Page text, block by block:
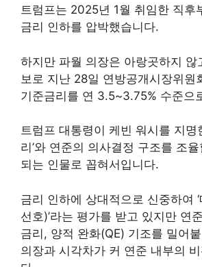
트럼프는 2025년 1월 취임한 직후
금리 인하를 압박했습니다.
하지만 파월 의장은 아랑곳하지 않
보로 지난 28일 연방공개시장위원
기준금리를 연 3.5~3.75% 수준으
트럼프 대통령이 케빈 워시를 지명
리’와 연준의 의사결정 구조를 조
되는 인물로 꼽혀서입니다.
금리 인하에 상대적으로 신중하여
선호)’라는 평가를 받고 있지만 연
금리, 양적 완화(QE) 기조를 밀어
의장과 시각차가 커 연준 내부의